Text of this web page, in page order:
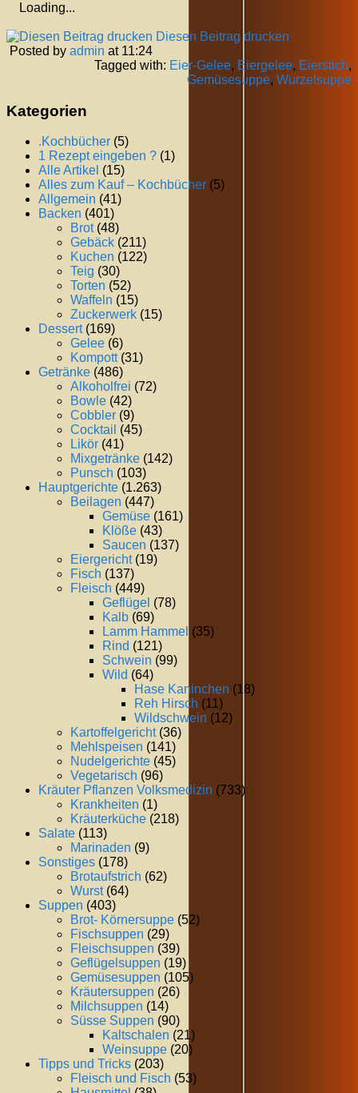
Loading...
Diesen Beitrag drucken
Posted by admin at 11:24
Tagged with: Eier-Gelee, Eiergelee, Eierstich,
Gemüsesuppe, Wurzelsuppe
Kategorien
.Kochbücher (5)
1 Rezept eingeben ? (1)
Alle Artikel (15)
Alles zum Kauf – Kochbücher (5)
Allgemein (41)
Backen (401)
Brot(48)
Gebäck (211)
Kuchen (122)
Teig (30)
Torten (52)
Waffeln (15)
Zuckerwerk (15)
Dessert(169)
Gelee (6)
Kompott(31)
Getränke (486)
Alkoholfrei (72)
Bowle (42)
Cobbler (9)
Cocktail (45)
Likör (41)
Mixgetränke (142)
Punsch (103)
Hauptgerichte (1.263)
Beilagen (447)
Gemüse (161)
Klöße (43)
Saucen (137)
Eiergericht(19)
Fisch (137)
Fleisch (449)
Geflügel (78)
Kalb (69)
Lamm Hammel (35)
Rind (121)
Schwein (99)
Wild (64)
Hase Kaninchen (18)
Reh Hirsch (11)
Wildschwein (12)
Kartoffelgericht(36)
Mehlspeisen (141)
Nudelgerichte (45)
Vegetarisch (96)
Kräuter Pflanzen Volksmedizin (733)
Krankheiten (1)
Kräuterküche (218)
Salate (113)
Marinaden (9)
Sonstiges (178)
Brotaufstrich (62)
Wurst(64)
Suppen (403)
Brot- Körnersuppe (52)
Fischsuppen (29)
Fleischsuppen (39)
Geflügelsuppen (19)
Gemüsesuppen (105)
Kräutersuppen (26)
Milchsuppen (14)
Süsse Suppen (90)
Kaltschalen (21)
Weinsuppe (20)
Tipps und Tricks (203)
Fleisch und Fisch (53)